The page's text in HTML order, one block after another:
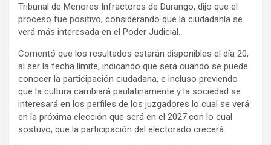
Tribunal de Menores Infractores de Durango, dijo que el
proceso fue positivo, considerando que la ciudadanía se
verá más interesada en el Poder Judicial.
Comentó que los resultados estarán disponibles el día 20,
al ser la fecha límite, indicando que será cuando se puede
conocer la participación ciudadana, e incluso previendo
que la cultura cambiará paulatinamente y la sociedad se
interesará en los perfiles de los juzgadores lo cual se verá
en la próxima elección que será en el 2027.con lo cual
sostuvo, que la participación del electorado crecerá.